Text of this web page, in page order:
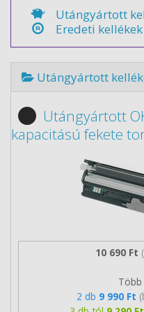
Utángyártott
Eredeti kellékek
Utángyártott
Utángyártott
kapacitású fekete
10 690 Ft
2 db 9 990 Ft